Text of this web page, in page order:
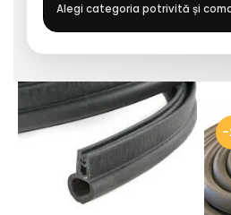
Alegi categoria potrivită și
-